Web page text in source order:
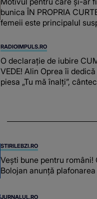
bunica ÎN PROPRIA
femeii este principalul
DE ANCHETATORI a
RADIOIMPULS.RO
O declarație de iubire
VEDE! Alin Oprea îi
piesa „Tu mă înalți”,
din mine și-a regăsit
STIRILEBZI.RO
Vești bune pentru români!
Bolojan anunță
JURNALUL.RO